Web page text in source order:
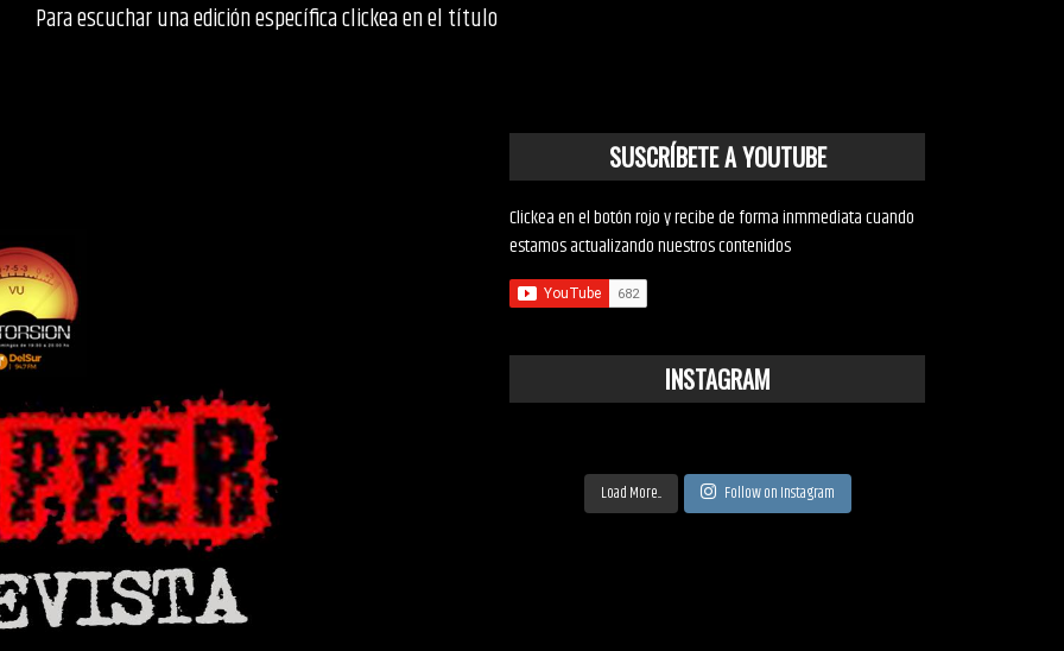
Para escuchar una edición específica clickea en el título
SUSCRÍBETE A YOUTUBE
Clickea en el botón rojo y recibe de forma inmmediata cuando
estamos actualizando nuestros contenidos
INSTAGRAM
Load More... Follow on Instagram